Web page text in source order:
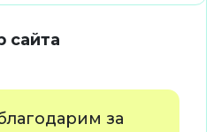
сайта
за